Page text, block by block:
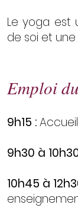
Le yoga est
de soi et
​Emploi
9h15 :Accueil
9h30 à
10h45 à